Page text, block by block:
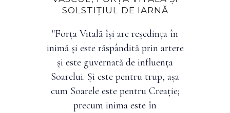
SOLSTIȚIUL DE IARNĂ
"Forța Vitală își are reședința în
inimă și este răspândită prin artere
și este guvernată de influența
Soarelui. Și este pentru trup, așa
cum Soarele este pentru Creație;
precum inima este în